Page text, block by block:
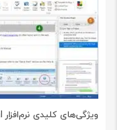
ویژگی‌های کلیدی نرم‌افزار help manual :